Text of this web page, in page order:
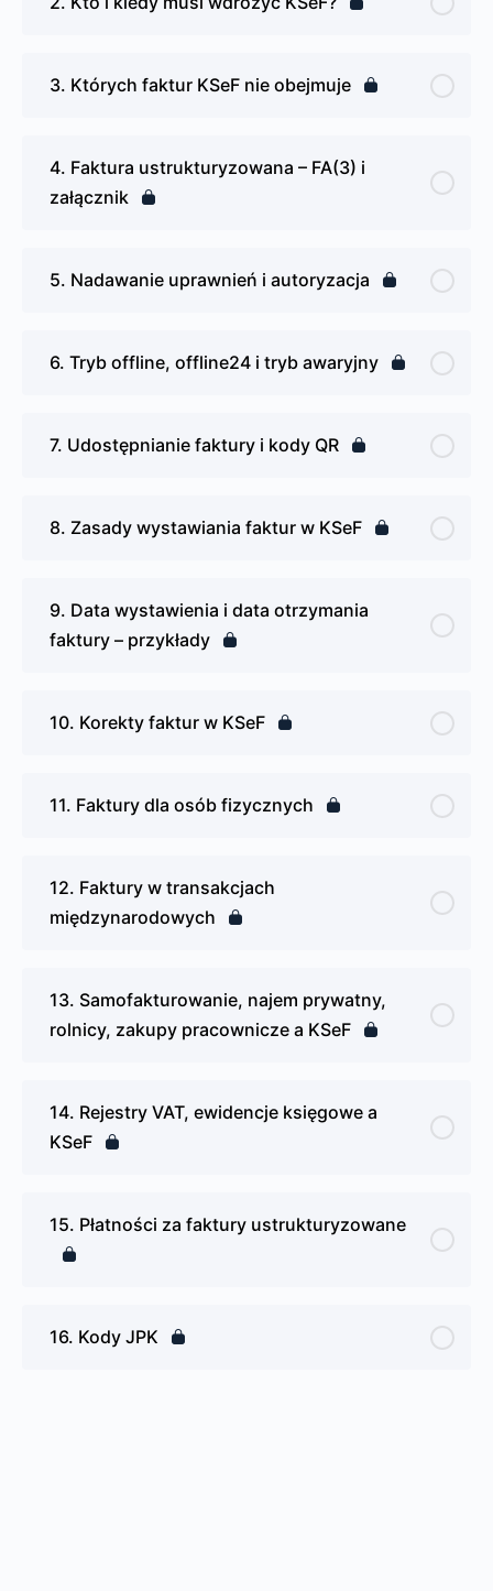
3. Których faktur KSeF nie obejmuje
4. Faktura ustrukturyzowana – FA(3) i
załącznik
5. Nadawanie uprawnień i autoryzacja
6. Tryb offline, offline24 i tryb awaryjny
7. Udostępnianie faktury i kody QR
8. Zasady wystawiania faktur w KSeF
9. Data wystawienia i data otrzymania
faktury – przykłady
10. Korekty faktur w KSeF
11. Faktury dla osób fizycznych
12. Faktury w transakcjach
międzynarodowych
13. Samofakturowanie, najem prywatny,
rolnicy, zakupy pracownicze a KSeF
14. Rejestry VAT, ewidencje księgowe a
KSeF
15. Płatności za faktury ustrukturyzowane
16. Kody JPK